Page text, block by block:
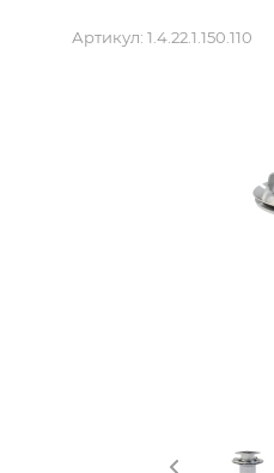
Артикул: 1.4.22.1.150.110